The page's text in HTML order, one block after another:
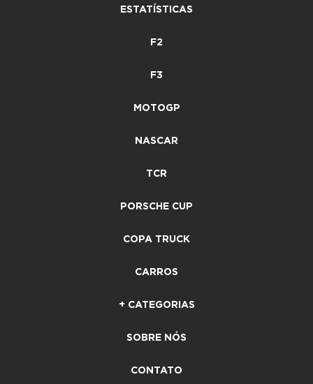
ESTATÍSTICAS
F2
F3
MOTOGP
NASCAR
TCR
PORSCHE CUP
COPA TRUCK
CARROS
+ CATEGORIAS
SOBRE NÓS
CONTATO